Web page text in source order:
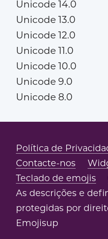
Unicode 14.0
Unicode 13.0
Unicode 12.0
Unicode 11.0
Unicode 10.0
Unicode 9.0
Unicode 8.0
Política de
Contacte-nos
Teclado de emojis
As descrições e
protegidas por
Emojisup